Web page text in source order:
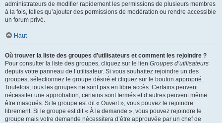
administrateurs de modifier rapidement les permissions de plusieurs membres
à la fois, telles qu’ajouter des permissions de modération ou rendre accessible
un forum privé.
Haut
Où trouver la liste des groupes d’utilisateurs et comment les rejoindre ?
Pour consulter la liste des groupes, cliquez sur le lien Groupes d’utilisateurs
depuis votre panneau de l’utilisateur. Si vous souhaitez rejoindre un des
groupes, sélectionnez le groupe désiré et cliquez sur le bouton approprié.
Toutefois, tous les groupes ne sont pas en libre accès. Certains peuvent
nécessiter une approbation, certains sont fermés et d’autres peuvent même
être masqués. Si le groupe est dit « Ouvert », vous pouvez le rejoindre
librement. Si le groupe est dit « À la demande », vous pouvez rejoindre le
groupe mais votre demande nécessitera d’être approuvée par un chef de